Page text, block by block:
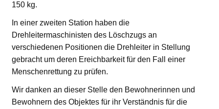
150 kg.
In einer zweiten Station haben die
Drehleitermaschinisten des Löschzugs an
verschiedenen Positionen die Drehleiter in Stellung
gebracht um deren Ereichbarkeit für den Fall einer
Menschenrettung zu prüfen.
Wir danken an dieser Stelle den Bewohnerinnen und
Bewohnern des Objektes für ihr Verständnis für die